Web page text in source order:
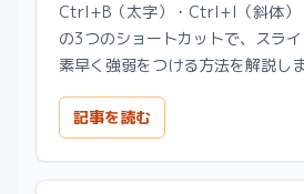
Ctrl+B（太字）・Ctrl+I（斜体）
の3つのショートカットで、スラ
素早く強弱をつける方法を解説しま
記事を読む